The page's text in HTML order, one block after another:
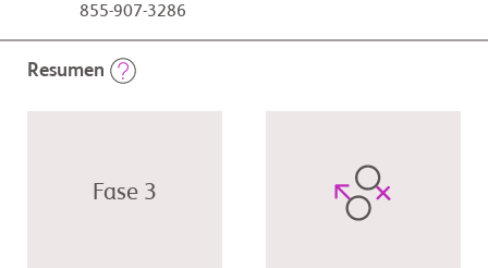
855-907-3286
Resumen
Fase 3